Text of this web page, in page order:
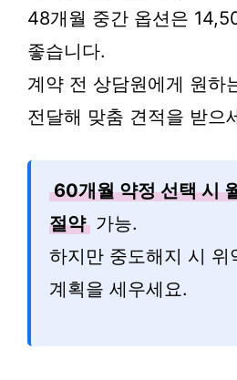
48개월 중간 옵션은
좋습니다.
계약 전 상담원에게 원하
전달해 맞춤 견적을 받으
60개월 약정 선택 시
절약 가능.
하지만 중도해지 시 위
계획을 세우세요.